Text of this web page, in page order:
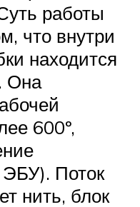
работы
что внутри
находится
Она
600º,
ЭБУ). Поток
нить, блок